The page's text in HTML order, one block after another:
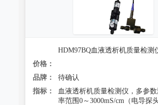
HDM97BQ血液透析机质量检测
价格：
品牌：
待确认
指标：
血液透析机质量检测仪，多参
率范围0～3000mS/cm（电导探